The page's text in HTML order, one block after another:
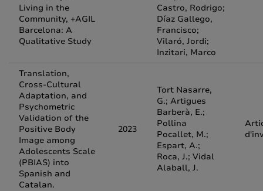
Living in the
Community, +AGIL
Barcelona: A
Qualitative Study
Castro, Rodrigo;
Díaz Gallego,
Francisco;
Vilaró, Jordi;
Inzitari, Marco
Translation,
Cross-Cultural
Adaptation, and
Psychometric
Validation of the
Positive Body
Image among
Adolescents Scale
(PBIAS) into
Spanish and
Catalan.
2023
Tort Nasarre,
G.; Artigues
Barberà, E.;
Pollina
Pocallet, M.;
Espart, A.;
Roca, J.; Vidal
Alaball, J.